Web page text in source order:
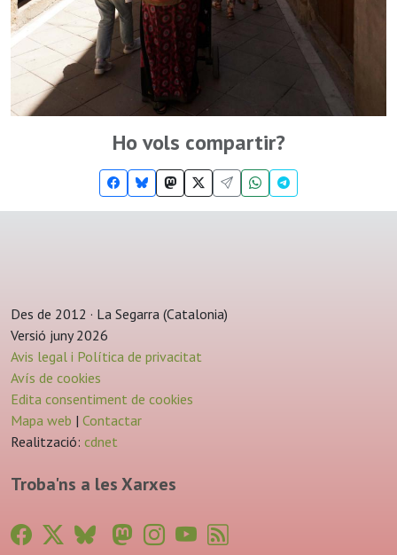
Ho vols compartir?
Des de 2012 · La Segarra (Catalonia)
Versió juny 2026
Avis legal i Política de privacitat
Avís de cookies
Edita consentiment de cookies
Mapa web | Contactar
Realització: cdnet
Troba'ns a les Xarxes